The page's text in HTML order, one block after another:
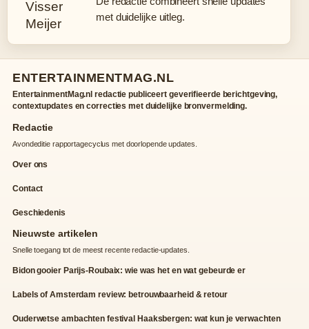
met duidelijke uitleg.
ENTERTAINMENTMAG.NL
EntertainmentMag.nl redactie publiceert geverifieerde berichtgeving,
contextupdates en correcties met duidelijke bronvermelding.
Redactie
Avondeditie rapportagecyclus met doorlopende updates.
Over ons
Contact
Geschiedenis
Nieuwste artikelen
Snelle toegang tot de meest recente redactie-updates.
Bidon gooier Parijs-Roubaix: wie was het en wat gebeurde er
Labels of Amsterdam review: betrouwbaarheid & retour
Ouderwetse ambachten festival Haaksbergen: wat kun je verwachten